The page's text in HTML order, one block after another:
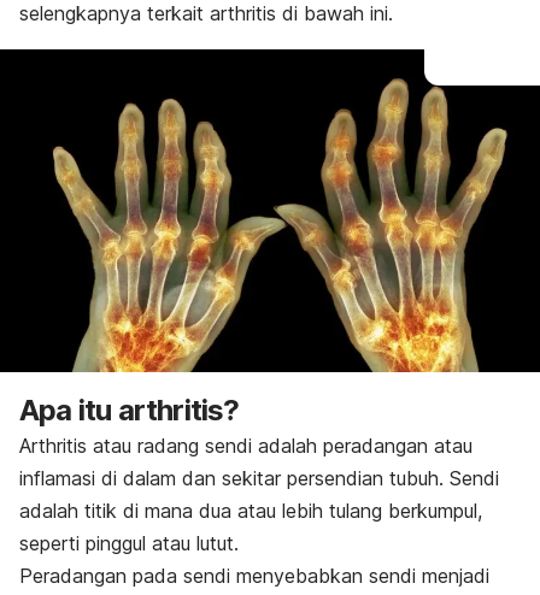
selengkapnya terkait arthritis di bawah ini.
Apa itu arthritis?
Arthritis atau radang sendi adalah peradangan atau
inflamasi di dalam dan sekitar persendian tubuh. Sendi
adalah titik di mana dua atau lebih tulang berkumpul,
seperti pinggul atau lutut.
Peradangan pada sendi menyebabkan sendi menjadi